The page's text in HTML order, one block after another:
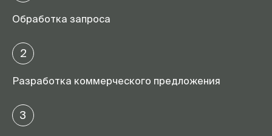
Обработка запроса
2
Разработка коммерческого предложения
3